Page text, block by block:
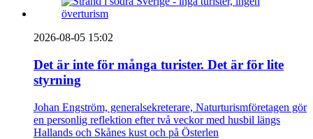
2026-08-05 15:02
Det är inte för många turister. Det är för lite
styrning
Johan Engström, generalsekreterare, Naturturismföretagen gör
en personlig reflektion efter två veckor med husbil längs
Hallands och Skånes kust och på Österlen